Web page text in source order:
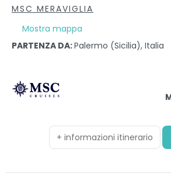
MSC MERAVIGLIA
Mostra mappa
PARTENZA DA:Palermo (sicilia), Italia
+ informazioni itinerario